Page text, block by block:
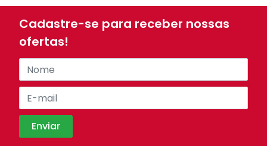
Cadastre-se para receber nossas
ofertas!